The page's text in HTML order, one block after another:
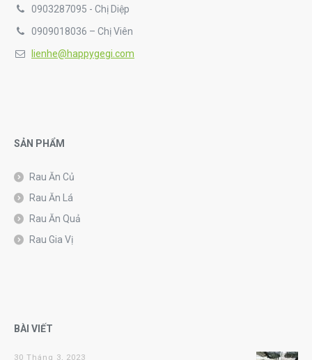
0903287095 - Chị Diệp
0909018036 – Chị Viên
lienhe@happygegi.com
SẢN PHẨM
Rau Ăn Củ
Rau Ăn Lá
Rau Ăn Quả
Rau Gia Vị
BÀI VIẾT
30 Tháng 3, 2023